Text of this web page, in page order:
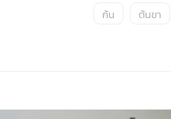
ก้น ต้นขา